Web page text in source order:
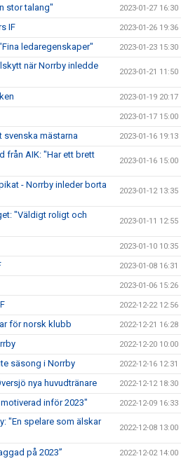
stor talang" 2023-01-27 16:30
IF 2023-01-26 19:36
ledaregenskaper" 2023-01-23 15:30
när Norrby inledde
2023-01-21 11:50
2023-01-19 20:17
2023-01-17 15:00
mästarna 2023-01-16 19:13
från AIK: "Har ett brett
2023-01-16 15:00
- Norrby inleder borta
2023-01-12 13:35
"Väldigt roligt och
2023-01-11 12:55
2023-01-10 10:35
2023-01-08 16:31
2023-01-06 15:26
2022-12-22 12:56
för norsk klubb 2022-12-21 16:28
2022-12-20 10:00
säsong i Norrby 2022-12-16 12:31
nya huvudtränare 2022-12-12 18:30
inför 2023" 2022-12-09 16:33
"En spelare som älskar
2022-12-08 13:00
på 2023” 2022-12-02 14:00